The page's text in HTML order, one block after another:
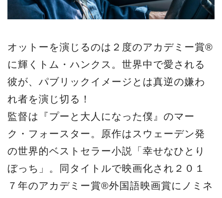
オットーを演じるのは２度のアカデミー賞®
に輝くトム・ハンクス。世界中で愛される
彼が、パブリックイメージとは真逆の嫌わ
れ者を演じ切る！
監督は『プーと大人になった僕』のマー
ク・フォースター。原作はスウェーデン発
の世界的ベストセラー小説「幸せなひとり
ぼっち」。同タイトルで映画化され２０１
７年のアカデミー賞®外国語映画賞にノミネ